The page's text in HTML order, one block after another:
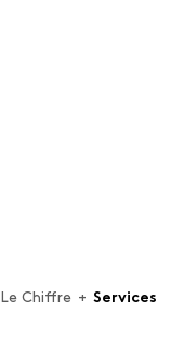
Le Chiffre + Services